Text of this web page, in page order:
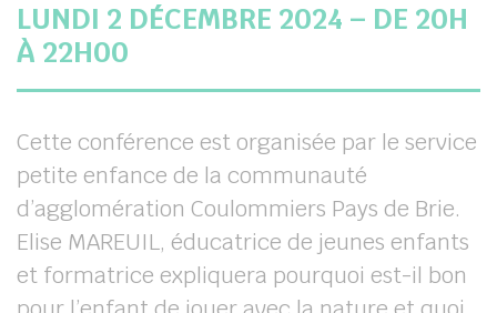
LUNDI 2 DÉCEMBRE 2024 – DE 20H
À 22H00
Cette conférence est organisée par le service
petite enfance de la communauté
d’agglomération Coulommiers Pays de Brie.
Elise MAREUIL, éducatrice de jeunes enfants
et formatrice expliquera pourquoi est-il bon